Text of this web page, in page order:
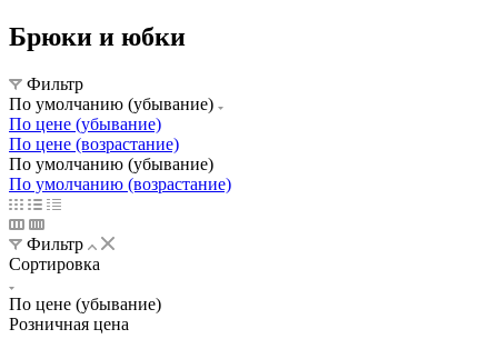
Брюки и юбки
Фильтр
По умолчанию (убывание)
По цене (убывание)
По цене (возрастание)
По умолчанию (убывание)
По умолчанию (возрастание)
Фильтр
Сортировка
По цене (убывание)
Розничная цена